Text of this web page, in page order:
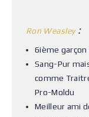
Ron Weasley:
6ième garçon
Sang-Pur
comme
Pro-Moldu
Meilleur ami